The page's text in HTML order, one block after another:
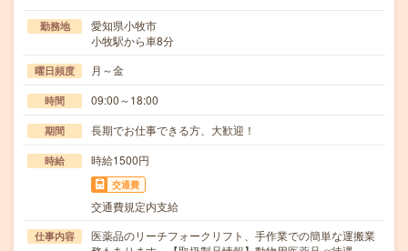
勤務地
愛知県小牧市
小牧駅から車8分
曜日頻度 月～金
時間 09:00～18:00
期間 長期でお仕事できる方、大歓迎！
時給 時給1500円
交通費
交通費規定内支給
仕事内容
医薬品のリーチフォークリフト、手作業での簡単な運搬業